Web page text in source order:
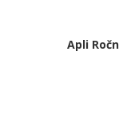
Apli